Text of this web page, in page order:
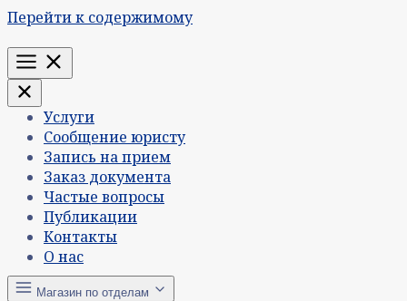
Перейти к содержимому
Меню
Услуги
Сообщение юристу
Запись на прием
Заказ документа
Частые вопросы
Публикации
Контакты
О нас
Магазин по отделам